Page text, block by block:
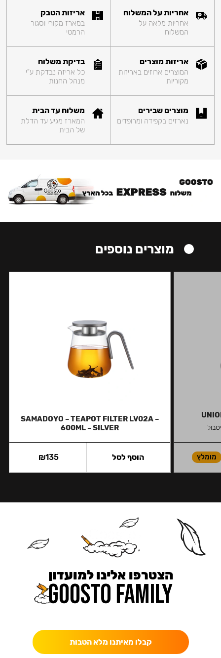
אחריות על המשלוח
אחריות מלאה על
המשלוח
אריזות הטבק
במארז מקורי וסגור
הרמטי
אריזות מוצרים
המוצרים ארוזים באריזות
מקוריות
בדיקת משלוח
כל אריזה נבדקת ע"י
מנהל החנות
מוצרים שבירים
נארזים בקפידה ומרופדים
משלוח עד הבית
המארז מגיע עד הדלת
של הבית
מוצרים נוספים
מומלץ
SAMADOYO – TEAPOT FILTER LV02A –
600ML – SILVER
₪135 הוסף לסל
הצטרפו אלינו למועדון
קבלו מאיתנו מלא הטבות